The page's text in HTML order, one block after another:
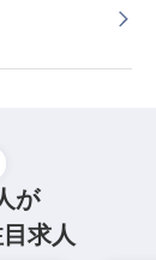
が
求人